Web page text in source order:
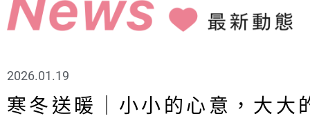
2026.01.19
寒冬送暖｜小小的心意，大大